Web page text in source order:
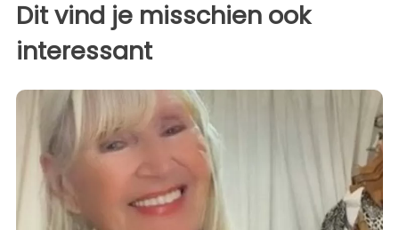
Dit vind je misschien ook
interessant